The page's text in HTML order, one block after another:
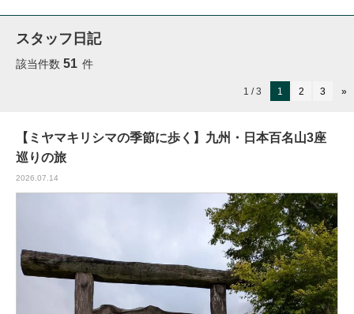
スタッフ日記
該当件数 51 件
1 / 3 1 2 3 »
【ミヤマキリシマの季節に歩く】九州・日本百名山3座
巡りの旅
2026.07.14